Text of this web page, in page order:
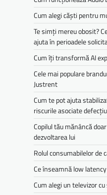
Cum alegi căști pentru
Te simți mereu obosit?
ajuta în perioadele
Cum îți transformă AI
Cele mai populare
Justrent
Cum te pot ajuta
riscurile asociate
Copilul tău mănâncă
dezvoltarea lui
Rolul consumabilelor de
Ce înseamnă low
Cum alegi un televizor